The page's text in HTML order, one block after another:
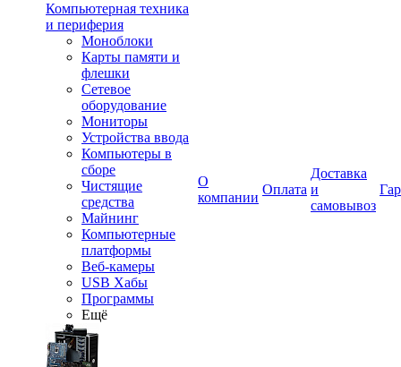
Компьютерная техника
и периферия
Моноблоки
Карты памяти и
флешки
Сетевое
оборудование
Мониторы
Устройства ввода
Компьютеры в
сборе
Чистящие
средства
Майнинг
Компьютерные
платформы
Веб-камеры
USB Хабы
Программы
Ещё
О
компании
Оплата
Доставка
и
самовывоз